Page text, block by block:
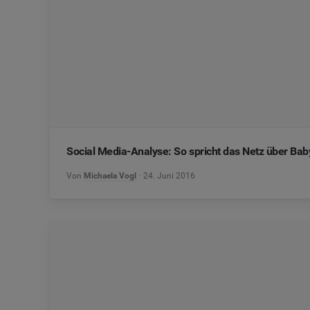
Social Media-Analyse: So spricht das Netz über
Von Michaela Vogl 24. Juni 2016